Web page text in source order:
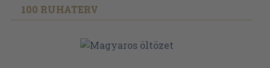
100 RUHATERV